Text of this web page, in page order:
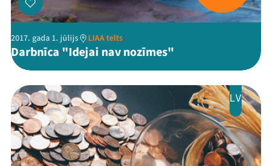
2017. gada 1. jūlijs LIAA telts
Darbnīca "Idejai nav nozīmes"
LV